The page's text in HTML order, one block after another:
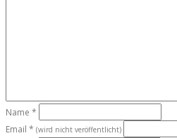
Name *
Email * (wird nicht veröffentlicht)